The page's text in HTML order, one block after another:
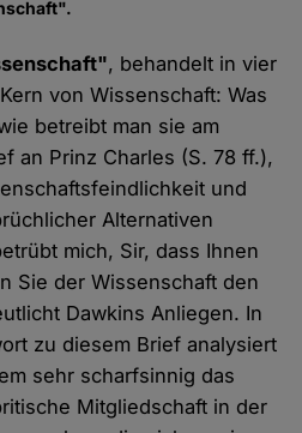
, behandelt in vier
von Wissenschaft: Was
betreibt man sie am
an Prinz Charles (S. 78 ff.),
und
Alternativen
mich, Sir, dass Ihnen
Sie der Wissenschaft den
Dawkins Anliegen. In
zu diesem Brief analysiert
sehr scharfsinnig das
Mitgliedschaft in der